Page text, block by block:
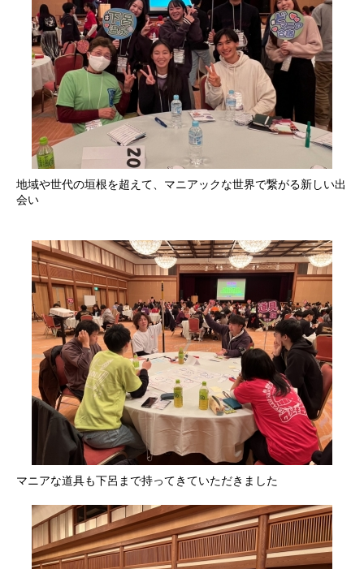
地域や世代の垣根を超えて、マニアックな世界で繋がる新しい出
会い
マニアな道具も下呂まで持ってきていただきました